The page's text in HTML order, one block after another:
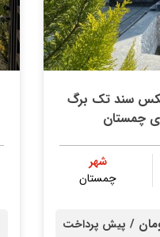
سند تک برگ
شهر
چمستان
پیش پرداخت